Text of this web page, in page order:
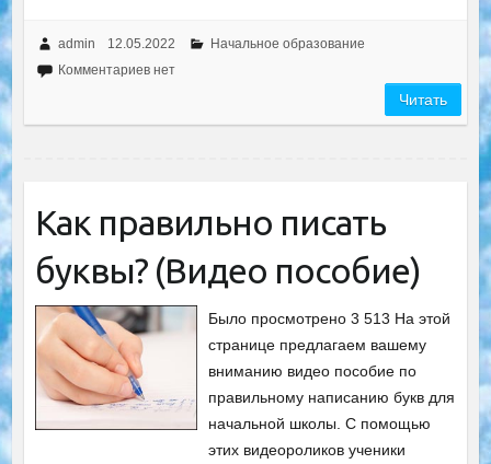
admin 12.05.2022
Начальное образование
Комментариев нет
Читать
Как правильно писать
буквы? (Видео пособие)
Было просмотрено 3 513 На этой
странице предлагаем вашему
вниманию видео пособие по
правильному написанию букв для
начальной школы. С помощью
этих видеороликов ученики